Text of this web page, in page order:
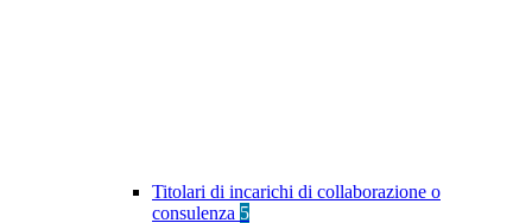
Titolari di incarichi di collaborazione o
consulenza 5